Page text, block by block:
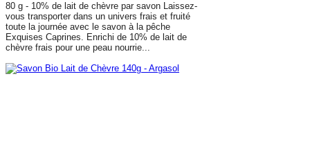
80 g - 10% de lait de chèvre par savon Laissez-
vous transporter dans un univers frais et fruité
toute la journée avec le savon à la pêche
Exquises Caprines. Enrichi de 10% de lait de
chèvre frais pour une peau nourrie...